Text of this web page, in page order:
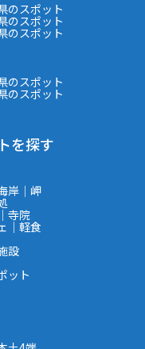
のスポット
のスポット
のスポット
のスポット
のスポット
を探す
岸｜岬
寺院
｜軽食
設
ット